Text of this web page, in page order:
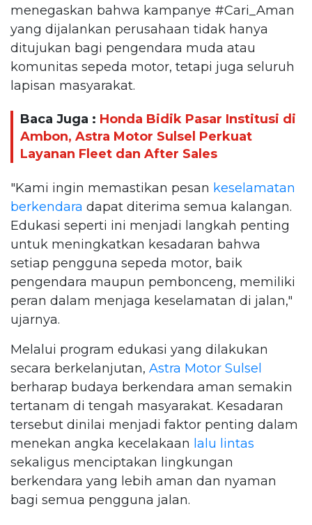
menegaskan bahwa kampanye #Cari_Aman
yang dijalankan perusahaan tidak hanya
ditujukan bagi pengendara muda atau
komunitas sepeda motor, tetapi juga seluruh
lapisan masyarakat.
Baca Juga : Honda Bidik Pasar Institusi di
Ambon, Astra Motor Sulsel Perkuat
Layanan Fleet dan After Sales
"Kami ingin memastikan pesan keselamatan
berkendara dapat diterima semua kalangan.
Edukasi seperti ini menjadi langkah penting
untuk meningkatkan kesadaran bahwa
setiap pengguna sepeda motor, baik
pengendara maupun pembonceng, memiliki
peran dalam menjaga keselamatan di jalan,"
ujarnya.
Melalui program edukasi yang dilakukan
secara berkelanjutan, Astra Motor Sulsel
berharap budaya berkendara aman semakin
tertanam di tengah masyarakat. Kesadaran
tersebut dinilai menjadi faktor penting dalam
menekan angka kecelakaan lalu lintas
sekaligus menciptakan lingkungan
berkendara yang lebih aman dan nyaman
bagi semua pengguna jalan.